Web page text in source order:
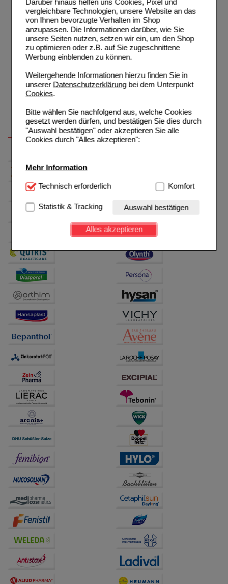
vergleichbare Technologien, unsere Website an das
von Ihnen bevorzugte Verhalten im Shop
anzupassen. Die Informationen darüber, wie Sie
unsere Seiten nutzen, setzen wir ein, um den Shop
zu optimieren oder z.B. auf Sie zugeschnittene
Werbung einblenden zu können.
Weitergehende Informationen hierzu finden Sie in
unserer Datenschutzerklärungbei dem Unterpunkt
Cookies.
Bitte wählen Sie nachfolgend aus, welche Cookies
gesetzt werden dürfen, und bestätigen Sie dies durch
"Auswahl bestätigen" oder akzeptieren Sie alle
Cookies durch "Alles akzeptieren":
Mehr Information
Technisch Notwendig:Hierbei handelt es sich um
Website notwendig sind (z.B. Navigation, Warenkorb,
Kundenkonto), weshalb auf diese nicht verzichtet
werden kann.
Einkaufserlebnis noch ansprechender zu gestalten,
beispielsweise für die Wiedererkennung des
Besuchers oder unsere Seite an bevorzugte
Verhaltensweisen (z.B. Spracheinstellung)
auch auf Ihre Bedürfnisse zugeschrittene Inhalte
betreiben.
Statistik & Tracking:
Hierüber lassen sich
Informationen über die Art und Weise der Nutzung
unserer Website sammeln, mit deren Hilfe wir unsere
Website weiter für Sie optimieren können, den Inhalt
auf unserer Website aber auch die Werbung auf
Drittseiten möglichst relevant für Sie zu gestalten.
Bitte beachten Sie, dass Daten hierfür teilweise an
Dritte wie z.B. Google oder soziale Medien
übertragen werden.
Technisch erforderlich Komfort
Statistik & Tracking Auswahl bestätigen
Alles akzeptieren